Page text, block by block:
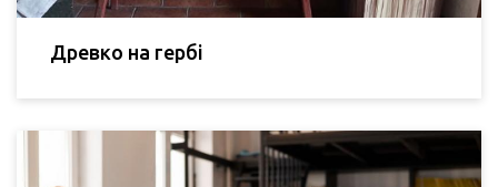
Древко на гербі